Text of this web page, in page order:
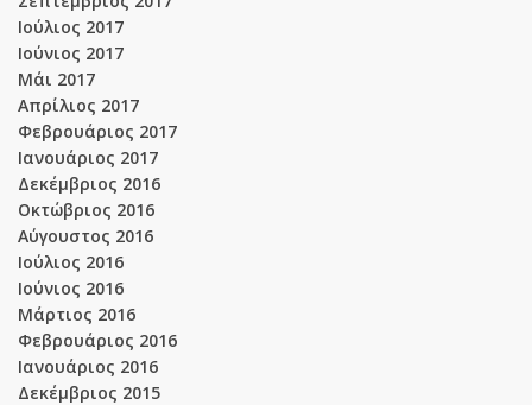
Ιούλιος 2017
Ιούνιος 2017
Μάι 2017
Απρίλιος 2017
Φεβρουάριος 2017
Ιανουάριος 2017
Δεκέμβριος 2016
Οκτώβριος 2016
Αύγουστος 2016
Ιούλιος 2016
Ιούνιος 2016
Μάρτιος 2016
Φεβρουάριος 2016
Ιανουάριος 2016
Δεκέμβριος 2015